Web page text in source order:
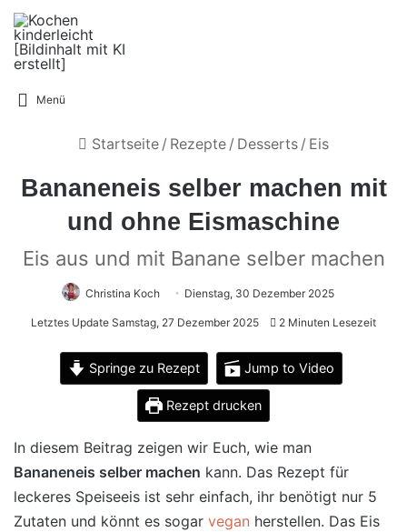
Menü
Startseite / Rezepte / Desserts / Eis
Bananeneis selber machen mit
und ohne Eismaschine
Eis aus und mit Banane selber machen
Christina Koch Dienstag, 30 Dezember 2025
Letztes Update Samstag, 27 Dezember 2025 2 Minuten Lesezeit
Springe zu Rezept Jump to Video
Rezept drucken
In diesem Beitrag zeigen wir Euch, wie man
Bananeneis selber machen kann. Das Rezept für
leckeres Speiseeis ist sehr einfach, ihr benötigt nur 5
Zutaten und könnt es sogar vegan herstellen. Das Eis